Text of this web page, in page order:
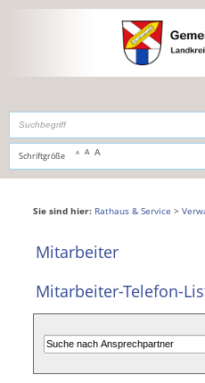
,zur Navigationoderzur
Schriftgröße A A A
Sie sind hier: Rathaus & Service >
Mitarbeiter
Mitarbeiter-Telefon-